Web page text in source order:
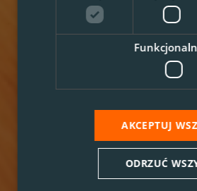
AKCEPTUJ
ODRZUĆ